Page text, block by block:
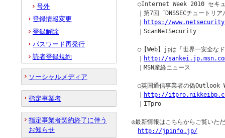
○Internet Week 2010 セキュ
｜第7回「DNSSECチュートリア
https://
｜ScanNetSecurity
○【Web】jpは「世界一安全な
http://
｜MSN産経ニュース
○英国通信事業者の偽Outlook
http://
｜ITpro
◎最新情報はこちらからご覧いた
http://jpinfo.jp/
号外
登録情報変更
登録解除
パスワード再発行
読者登録規約
ソーシャルメディア
指定事業者
指定事業者契約終了に伴う
お知らせ